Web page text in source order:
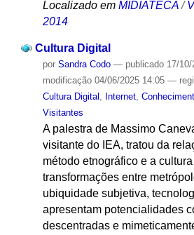
Localizado em MIDIATECA /
2014
Cultura Digital
por Sandra Codo — publicado17/10/
modificação04/06/2025 14:05 —
Cultura Digital , Internet,
Visitantes
A palestra de Massimo
visitante do IEA, tratou da
método etnográfico e a
transformações entre
ubiquidade subjetiva,
apresentam potencialidades
descentradas e